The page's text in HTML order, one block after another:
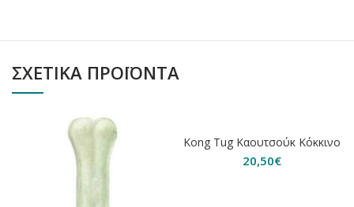
ΣΧΕΤΙΚΆ ΠΡΟΪΌΝΤΑ
Kong Tug Καουτσούκ Κόκκινο
20,50€